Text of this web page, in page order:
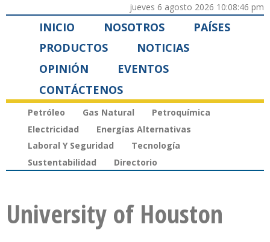
jueves 6 agosto 2026 10:08:46 pm
INICIO NOSOTROS
PAÍSES
PRODUCTOS
NOTICIAS
OPINIÓN
EVENTOS
CONTÁCTENOS
Petróleo Gas Natural
Petroquímica
Electricidad
Energías Alternativas
Laboral Y Seguridad
Tecnología
Sustentabilidad
Directorio
University of Houston